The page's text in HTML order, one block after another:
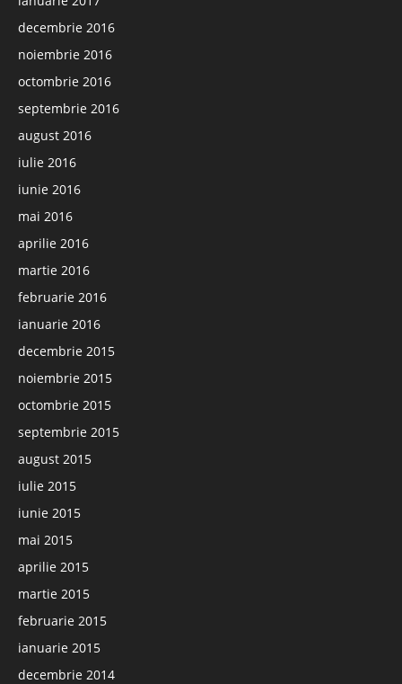
decembrie 2016
noiembrie 2016
octombrie 2016
septembrie 2016
august 2016
iulie 2016
iunie 2016
mai 2016
aprilie 2016
martie 2016
februarie 2016
ianuarie 2016
decembrie 2015
noiembrie 2015
octombrie 2015
septembrie 2015
august 2015
iulie 2015
iunie 2015
mai 2015
aprilie 2015
martie 2015
februarie 2015
ianuarie 2015
decembrie 2014